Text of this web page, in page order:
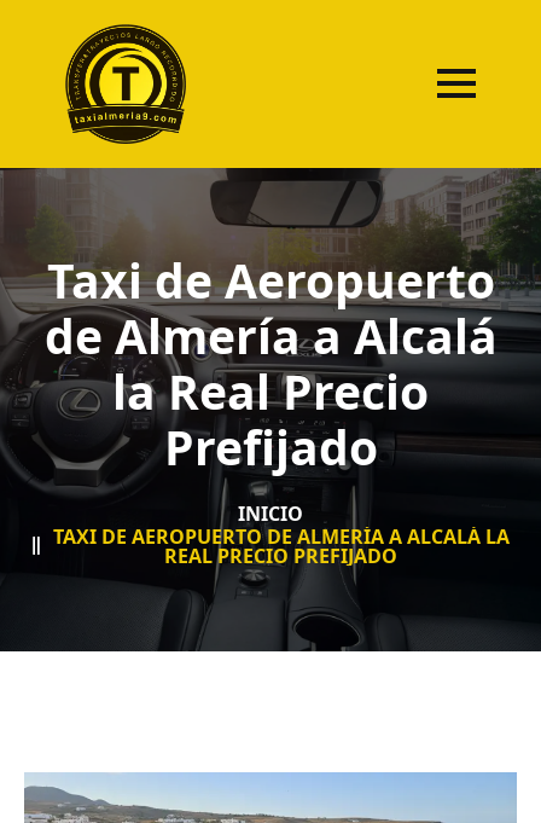
Taxi de Aeropuerto
de Almería a Alcalá
la Real Precio
Prefijado
INICIO
TAXI DE AEROPUERTO DE ALMERÍA A ALCALÁ LA
REAL PRECIO PREFIJADO